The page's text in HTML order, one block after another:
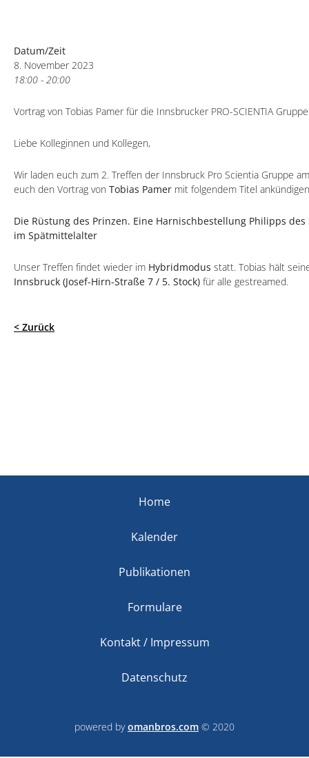
Datum/Zeit
8. November 2023
18:00 - 20:00
Vortrag von Tobias Pamer für die Innsbrucker PRO-SCIENTIA Gruppe
Liebe Kolleginnen und Kollegen,
Wir laden euch zum 2. Treffen der Innsbruck Pro Scientia Gruppe
euch den Vortrag von Tobias Pamer mit folgendem Titel
Die Rüstung des Prinzen. Eine Harnischbestellung Philipps
im Spätmittelalter
Unser Treffen findet wieder im Hybridmodus statt. Tobias hält
Innsbruck (Josef-Hirn-Straße 7 / 5. Stock) für alle gestreamed.
< Zurück
Home
Kalender
Publikationen
Formulare
Kontakt / Impressum
Datenschutz
powered byomanbros.com © 2020